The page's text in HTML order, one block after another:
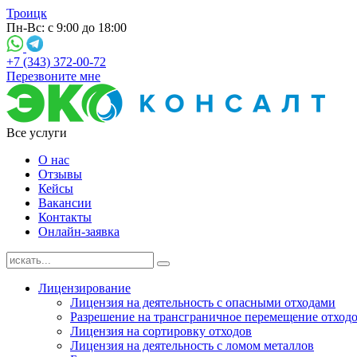
Троицк
Пн-Вс: с 9:00 до 18:00
+7 (343) 372-00-72
Перезвоните мне
Все услуги
О нас
Отзывы
Кейсы
Вакансии
Контакты
Онлайн-заявка
Лицензирование
Лицензия на деятельность с опасными отходами
Разрешение на трансграничное перемещение
Лицензия на сортировку отходов
Лицензия на деятельность с ломом металлов